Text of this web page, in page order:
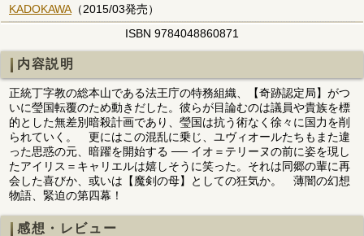
KADOKAWA （2015/03発売）
ISBN 9784048860871
内容説明
正統丁字教の総本山である法王庁の特務組織、【奇跡認定局】がつ
いに瑩国転覆のため動きだした。彼らが目論むのは議員や貴族を標
的とした無差別暗殺計画であり、瑩国は抗う術なく徐々に国力を削
られていく。 更にはこの混乱に乗じ、ユヴィオールたちもまた違
った思惑の元、暗躍を開始する ── イオ＝テリーヌの前に姿を現し
たアイリス＝キャリエルは嬉しそうに笑った。それは同郷の輩に再
会した喜びか、或いは【魔剣の母】としての狂気か。 薄闇の幻想
物語、緊迫の第四幕！
感想・レビュー